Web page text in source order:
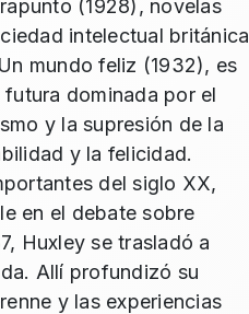
(1928), novelas
intelectual británica
mundo feliz (1932), es
dominada por el
y la supresión de la
y la felicidad.
del siglo XX,
en el debate sobre
Huxley se trasladó a
Allí profundizó su
y las experiencias